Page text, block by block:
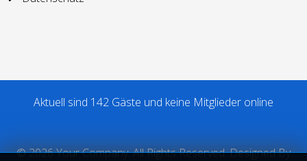
Aktuell sind 142 Gäste und keine Mitglieder online
© 2026 Your Company. All Rights Reserved. Designed By